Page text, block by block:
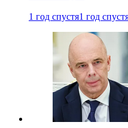
1 год спустя1 год